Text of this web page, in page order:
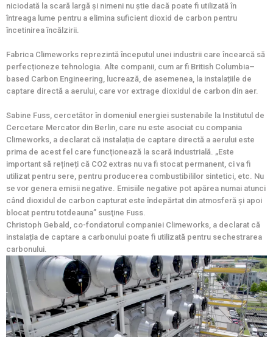
niciodată la scară largă și nimeni nu știe dacă poate fi utilizată în
întreaga lume pentru a elimina suficient dioxid de carbon pentru
încetinirea încălzirii.
Fabrica Climeworks reprezintă începutul unei industrii care încearcă să
perfecționeze tehnologia. Alte companii, cum ar fi British Columbia–
based Carbon Engineering, lucrează, de asemenea, la instalațiile de
captare directă a aerului, care vor extrage dioxidul de carbon din aer.
Sabine Fuss, cercetător în domeniul energiei sustenabile la Institutul de
Cercetare Mercator din Berlin, care nu este asociat cu compania
Climeworks, a declarat că instalația de captare directă a aerului este
prima de acest fel care funcționează la scară industrială. „Este
important să rețineți că CO2 extras nu va fi stocat permanent, ci va fi
utilizat pentru sere, pentru producerea combustibililor sintetici, etc. Nu
se vor genera emisii negative. Emisiile negative pot apărea numai atunci
când dioxidul de carbon capturat este îndepărtat din atmosferă și apoi
blocat pentru totdeauna” susţine Fuss.
Christoph Gebald, co-fondatorul companiei Climeworks, a declarat că
instalația de captare a carbonului poate fi utilizată pentru sechestrarea
carbonului.